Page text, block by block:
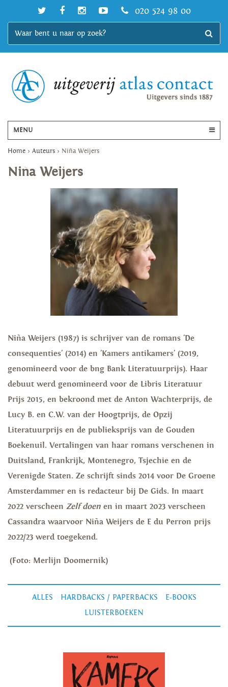
020 524 98 00
MENU
Home > Auteurs > Niña Weijers
Niña Weijers
Niña Weijers (1987) is schrijver van de romans 'De
consequenties' (2014) en 'Kamers antikamers' (2019,
genomineerd voor de bng Bank Literatuurprijs). Haar
debuut werd genomineerd voor de Libris Literatuur
Prijs 2015, en bekroond met de Anton Wachterprijs, de
Lucy B. en C.W. van der Hoogtprijs, de Opzij
Literatuurprijs en de publieksprijs van de Gouden
Boekenuil. Vertalingen van haar romans verschenen in
Duitsland, Frankrijk, Montenegro, Tsjechie en de
Verenigde Staten. Ze schrijft sinds 2014 voor De Groene
Amsterdammer en is redacteur bij De Gids. In maart
2022 verscheen Zelf doen en in maart 2023 verscheen
Cassandra waarvoor Niña Weijers de E du Perron prijs
2022/23 werd toegekend.
(Foto: Merlijn Doomernik)
ALLES HARDBACKS / PAPERBACKS
E-BOOKS
LUISTERBOEKEN